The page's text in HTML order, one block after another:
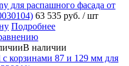
для распашного фасада от
63 535 руб. / шт
Подробнее
В наличии